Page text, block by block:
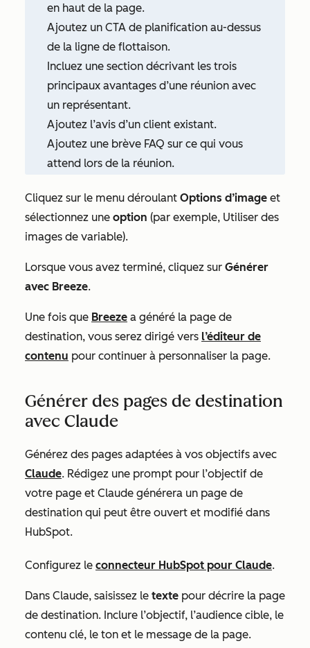
en haut de la page.
Ajoutez un CTA de planification au-dessus
de la ligne de flottaison.
Incluez une section décrivant les trois
principaux avantages d’une réunion avec
un représentant.
Ajoutez l’avis d’un client existant.
Ajoutez une brève FAQ sur ce qui vous
attend lors de la réunion.
Cliquez sur le menu déroulant Options d’image et
sélectionnez une option (par exemple, Utiliser des
images de variable).
Lorsque vous avez terminé, cliquez sur Générer
avec Breeze.
Une fois que Breeze a généré la page de
destination, vous serez dirigé vers l’éditeur de
contenu pour continuer à personnaliser la page.
Générer des pages de destination
avec Claude
Générez des pages adaptées à vos objectifs avec
Claude. Rédigez une prompt pour l’objectif de
votre page et Claude générera un page de
destination qui peut être ouvert et modifié dans
HubSpot.
Configurez le connecteur HubSpot pour Claude.
Dans Claude, saisissez le texte pour décrire la page
de destination. Inclure l’objectif, l’audience cible, le
contenu clé, le ton et le message de la page.